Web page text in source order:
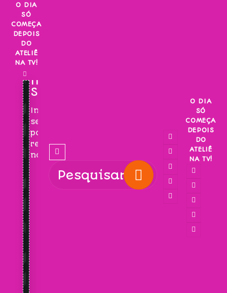
Skip
content
O DIA
SÓ
COMEÇA
DEPOIS
DO
ATELIÊ
NA TV!
INSCREVA-
SE!
Inscreva-
se
para
receber
novidades!
O DIA
SÓ
COMEÇA
DEPOIS
DO
ATELIÊ
NA TV!